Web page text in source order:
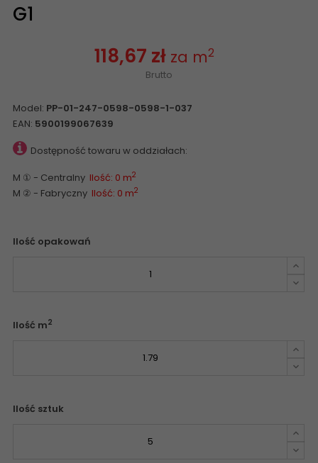
G1
118,67 zł za m2
Brutto
Model: PP-01-247-0598-0598-1-037
EAN: 5900199067639
Dostępność towaru w oddziałach:
M ① - Centralny Ilość: 0 m2
M ② - Fabryczny Ilość: 0 m2
Ilość opakowań
Ilość m2
Ilość sztuk